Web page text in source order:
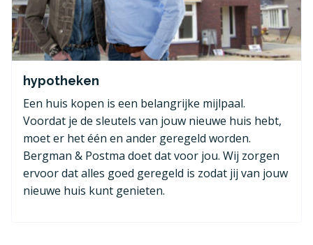
hypotheken
Een huis kopen is een belangrijke mijlpaal.
Voordat je de sleutels van jouw nieuwe huis hebt,
moet er het één en ander geregeld worden.
Bergman & Postma doet dat voor jou. Wij zorgen
ervoor dat alles goed geregeld is zodat jij van jouw
nieuwe huis kunt genieten.